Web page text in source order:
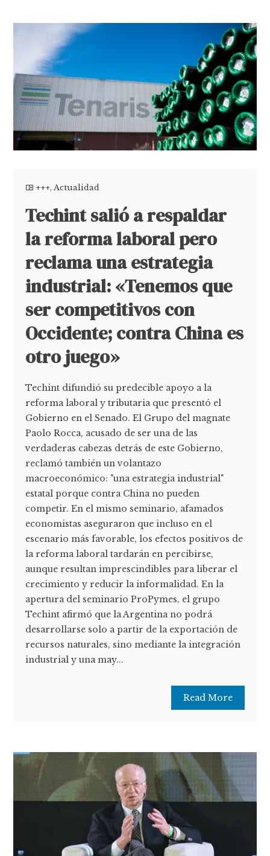
+++,Actualidad
Techint salió a respaldar
la reforma laboral pero
reclama una estrategia
industrial: «Tenemos que
ser competitivos con
Occidente; contra China es
otro juego»
Techint difundió su predecible apoyo a la
reforma laboral y tributaria que presentó el
Gobierno en el Senado. El Grupo del magnate
Paolo Rocca, acusado de ser una de las
verdaderas cabezas detrás de este Gobierno,
reclamó también un volantazo
macroeconómico: "una estrategia industrial"
estatal porque contra China no pueden
competir. En el mismo seminario, afamados
economistas aseguraron que incluso en el
escenario más favorable, los efectos positivos de
la reforma laboral tardarán en percibirse,
aunque resultan imprescindibles para liberar el
crecimiento y reducir la informalidad. En la
apertura del seminario ProPymes, el grupo
Techint afirmó que la Argentina no podrá
desarrollarse solo a partir de la exportación de
recursos naturales, sino mediante la integración
industrial y una may...
Read More